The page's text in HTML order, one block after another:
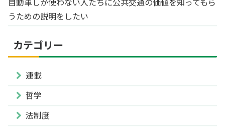
うための説明をしたい
カテゴリー
連載
哲学
法制度